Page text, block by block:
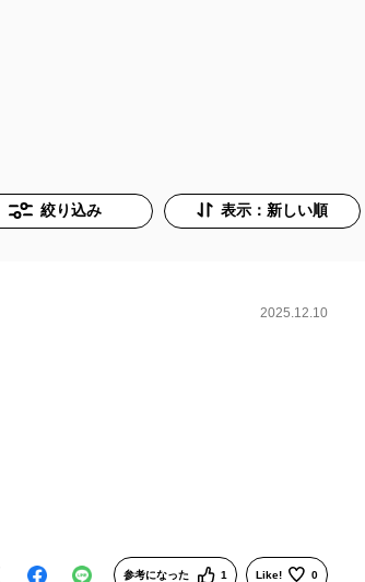
絞り込み 表示：新しい順
2025.12.10
参考になった 1 Like! 0